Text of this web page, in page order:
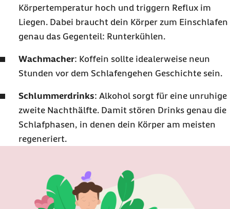
Körpertemperatur hoch und triggern Reflux im
Liegen. Dabei braucht dein Körper zum Einschlafen
genau das Gegenteil: Runterkühlen.
Wachmacher: Koffein sollte idealerweise neun
Stunden vor dem Schlafengehen Geschichte sein.
Schlummerdrinks: Alkohol sorgt für eine unruhige
zweite Nachthälfte. Damit stören Drinks genau die
Schlafphasen, in denen dein Körper am meisten
regeneriert.